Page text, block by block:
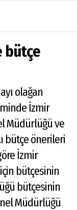
İletişim
Çerez
Politikası
Gizlilik
İlkeleri
bütçe
olağan
İzmir
Müdürlüğü ve
bütçe önerileri
İzmir
bütçesinin
bütçesinin
Müdürlüğü